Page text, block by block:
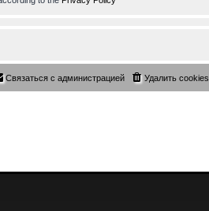
Удалить cookies
Связаться с администрацией